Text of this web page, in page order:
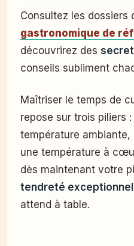
Consultez les dossiers
gastronomique de
découvrirez des
conseils subliment
Maîtriser le temps de
repose sur trois piliers
température
une température à
dès maintenant votre
tendreté
attend à table.